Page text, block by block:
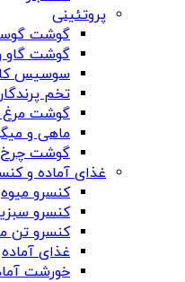
پروتئینی
گوشت
گوشت گاو
سوسیس
تخم
گوشت مرغ
ماهی و
گوشت چرخ
غذای آماده و
کنسرو میوه
کنسرو
کنسرو تن
غذای آماده
خورشت